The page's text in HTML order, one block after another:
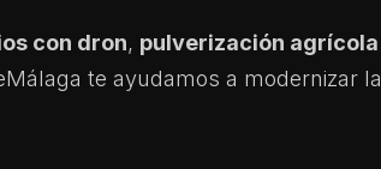
con dron, pulverización agrícola
te ayudamos a modernizar la